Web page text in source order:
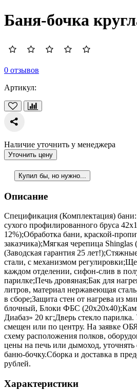
Баня-бочка
0 отзывов
Артикул:
Наличие уточнить у менеджера
Уточнить цену
Купил бы, но нужно...
Описание
Спецификация (Комплектация)
сухого профилированного бруса
12%);Обработка бани, краской-
заказчика);Мягкая черепица
(Заводская гарантия 25
стали, с механизмом
каждом отделении, сифон-слив в
парилке;Печь дровяная;Бак для
литров, материал нержавеющая
в сборе;Защита стен от нагрева из
блочный, Блоки ФБС
Диабаз» 20 кг;Дверь стекло парилка.
смещен или по центру. На заявке
схему расположения полков,
цены на печь или дымоход, уточнять
баню-бочку.Сборка и доставка в
рублей.
Характеристики